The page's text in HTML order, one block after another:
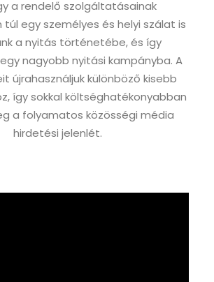
a rendelő szolgáltatásainak
egy személyes és helyi szálat is
a nyitás történetébe, és így
nagyobb nyitási kampányba. A
újrahasználjuk különböző kisebb
így sokkal költséghatékonyabban
a folyamatos közösségi média
hirdetési jelenlét.